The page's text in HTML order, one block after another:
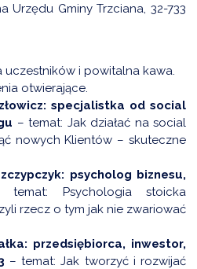
Urzędu Gminy Trzciana, 32-733
uczestników i powitalna kawa.
otwierające.
specjalistka od social
– temat: Jak działać na social
nowych Klientów – skuteczne
psycholog biznesu,
Psychologia stoicka
rzecz o tym jak nie zwariować
przedsiębiorca, inwestor,
– temat: Jak tworzyć i rozwijać